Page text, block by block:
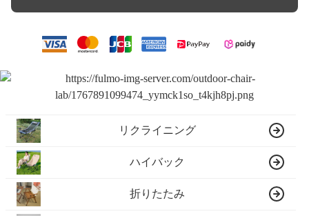
リクライニング
ハイバック
折りたたみ